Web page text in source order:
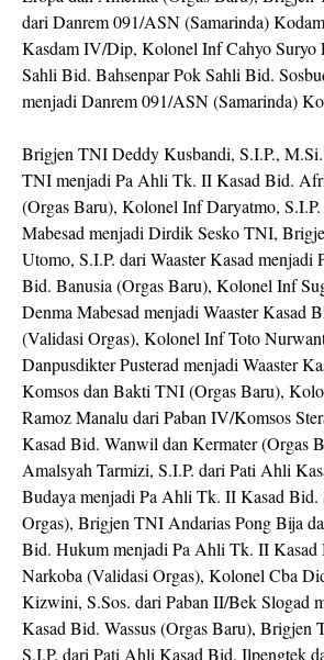
dari Danrem 091/ASN (Samarinda)
Kasdam IV/Dip, Kolonel Inf Cahyo Suryo
Sahli Bid. Bahsenpar Pok Sahli Bid.
menjadi Danrem 091/ASN (Samarinda)
Brigjen TNI Deddy Kusbandi, S.I.P.,
TNI menjadi Pa Ahli Tk. II Kasad Bid.
(Orgas Baru), Kolonel Inf Daryatmo, S.I.P.
Mabesad menjadi Dirdik Sesko TNI,
Utomo, S.I.P. dari Waaster Kasad
Bid. Banusia (Orgas Baru), Kolonel Inf
Denma Mabesad menjadi Waaster Kasad
(Validasi Orgas), Kolonel Inf Toto
Danpusdikter Pusterad menjadi Waaster
Komsos dan Bakti TNI (Orgas Baru),
Ramoz Manalu dari Paban IV/Komsos
Kasad Bid. Wanwil dan Kermater (Orgas
Amalsyah Tarmizi, S.I.P. dari Pati Ahli
Budaya menjadi Pa Ahli Tk. II Kasad Bid.
Orgas), Brigjen TNI Andarias Pong Bija
Bid. Hukum menjadi Pa Ahli Tk. II Kasad
Narkoba (Validasi Orgas), Kolonel Cba
Kizwini, S.Sos. dari Paban II/Bek Slogad
Kasad Bid. Wassus (Orgas Baru), Brigjen
S.I.P. dari Pati Ahli Kasad Bid. Ilpengtek